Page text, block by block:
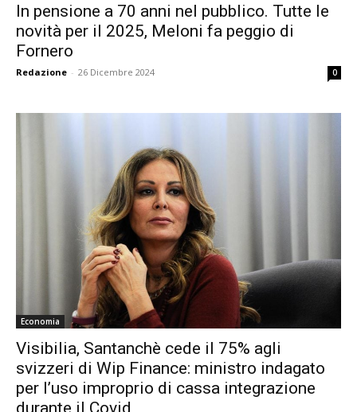
In pensione a 70 anni nel pubblico. Tutte le
novità per il 2025, Meloni fa peggio di
Fornero
Redazione - 26 Dicembre 2024 0
Economia
Visibilia, Santanchè cede il 75% agli
svizzeri di Wip Finance: ministro indagato
per l’uso improprio di cassa integrazione